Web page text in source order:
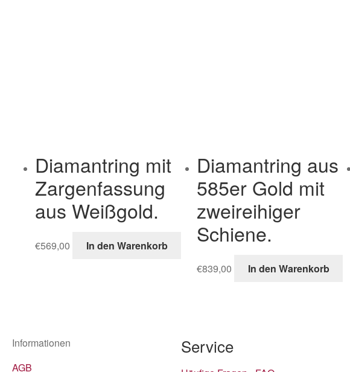
Diamantring mit
Zargenfassung
aus Weißgold.
€569,00 In den Warenkorb
Diamantring aus
585er Gold mit
zweireihiger
Schiene.
€839,00 In den Warenkorb
Informationen
AGB
Service